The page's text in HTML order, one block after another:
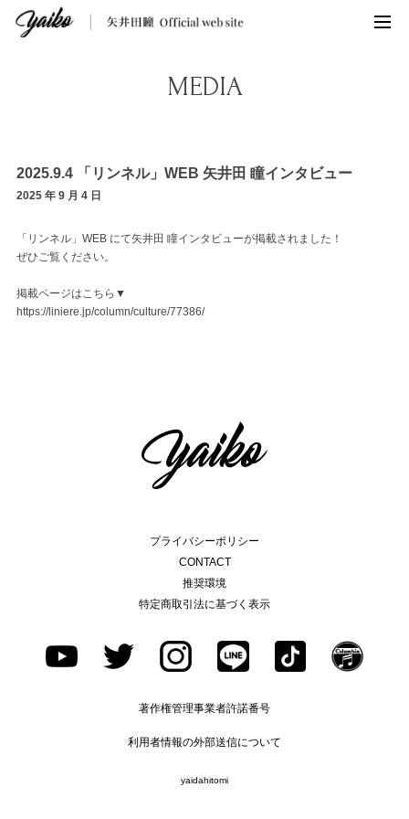
MEDIA
2025.9.4 「リンネル」WEB 矢井田 瞳インタビュー
2025 年 9 月 4 日
「リンネル」WEB にて矢井田 瞳インタビューが掲載されました！
ぜひご覧ください。
掲載ページはこちら▼
https://liniere.jp/column/culture/77386/
プライバシーポリシー
CONTACT
推奨環境
特定商取引法に基づく表示
著作権管理事業者許諾番号
利用者情報の外部送信について
yaidahitomi